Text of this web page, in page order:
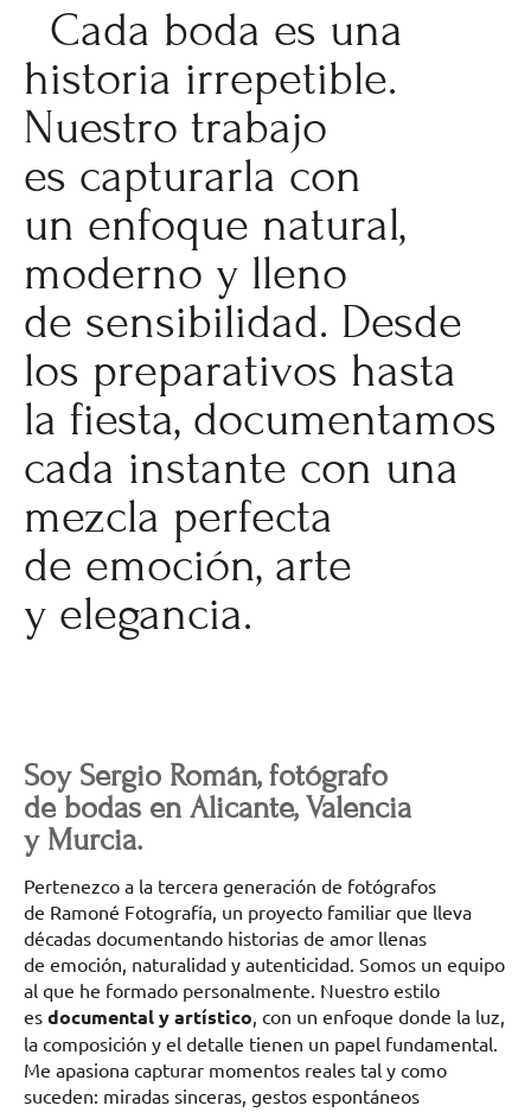
Cada boda es una
historia irrepetible.
Nuestro trabajo
es capturarla con
un enfoque natural,
moderno y lleno
de sensibilidad. Desde
los preparativos hasta
la fiesta, documentamos
cada instante con una
mezcla perfecta
de emoción, arte
y elegancia.
Soy Sergio Román, fotógrafo
de bodas en Alicante, Valencia
y Murcia.
Pertenezco a la tercera generación de fotógrafos
de Ramoné Fotografía, un proyecto familiar que lleva
décadas documentando historias de amor llenas
de emoción, naturalidad y autenticidad. Somos un equipo
al que he formado personalmente. Nuestro estilo
es documental y artístico , con un enfoque donde la luz,
la composición y el detalle tienen un papel fundamental.
Me apasiona capturar momentos reales tal y como
suceden: miradas sinceras, gestos espontáneos